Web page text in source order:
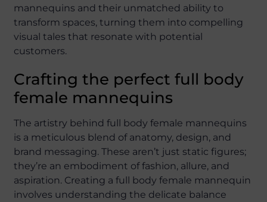
mannequins and their unmatched ability to
transform spaces, turning them into compelling
visual tales that resonate with potential
customers.
Crafting the perfect full body
female mannequins
The artistry behind full body female mannequins
is a meticulous blend of anatomy, design, and
brand messaging. These aren’t just static figures;
they’re an embodiment of fashion, allure, and
aspiration. Creating a full body female mannequin
involves understanding the delicate balance